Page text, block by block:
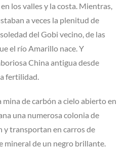
los valles y la costa. Mientras,
a veces la plenitud de
del Gobi vecino, de las
el río Amarillo nace. Y
China antigua desde
fertilidad.
de carbón a cielo abierto en
una numerosa colonia de
y transportan en carros de
mineral de un negro brillante.